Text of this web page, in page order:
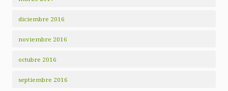
diciembre 2016
noviembre 2016
octubre 2016
septiembre 2016